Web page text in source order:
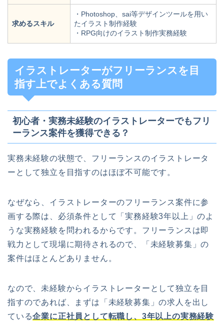
求めるスキル
・Photoshop、sai等デザインツールを用い
たイラスト制作経験
・RPG向けのイラスト制作実務経験
イラストレーターがフリーランスを目
指す上でよくある質問
初心者・実務未経験のイラストレーターでもフリ
ーランス案件を獲得できる？
実務未経験の状態で、フリーランスのイラストレータ
ーとして独立を目指すのはほぼ不可能です。
なぜなら、イラストレーターのフリーランス案件に参
画する際は、必須条件として「実務経験3年以上」のよ
うな実務経験を問われるからです。フリーランスは即
戦力として現場に期待されるので、「未経験募集」の
案件はほとんどありません。
なので、未経験からイラストレーターとして独立を目
指すのであれば、まずは「未経験募集」の求人を出し
ている企業に正社員として転職し、3年以上の実務経験